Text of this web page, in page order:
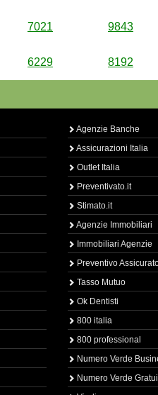
7021 9843
6229 8192
Agenzie Banche
Assicurazioni Italia
Outlet Italia
Preventivato.it
Stimato.it
Agenzie Immobiliari
Immobiliari Agenzie
Preventivo
Tasso Mutuo
Ok Dentisti
800 italia
800 professional
Numero Verde
Numero Verde